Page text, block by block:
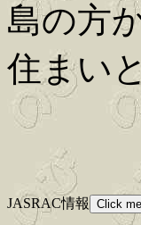
島の方
住まい
JASRAC情報